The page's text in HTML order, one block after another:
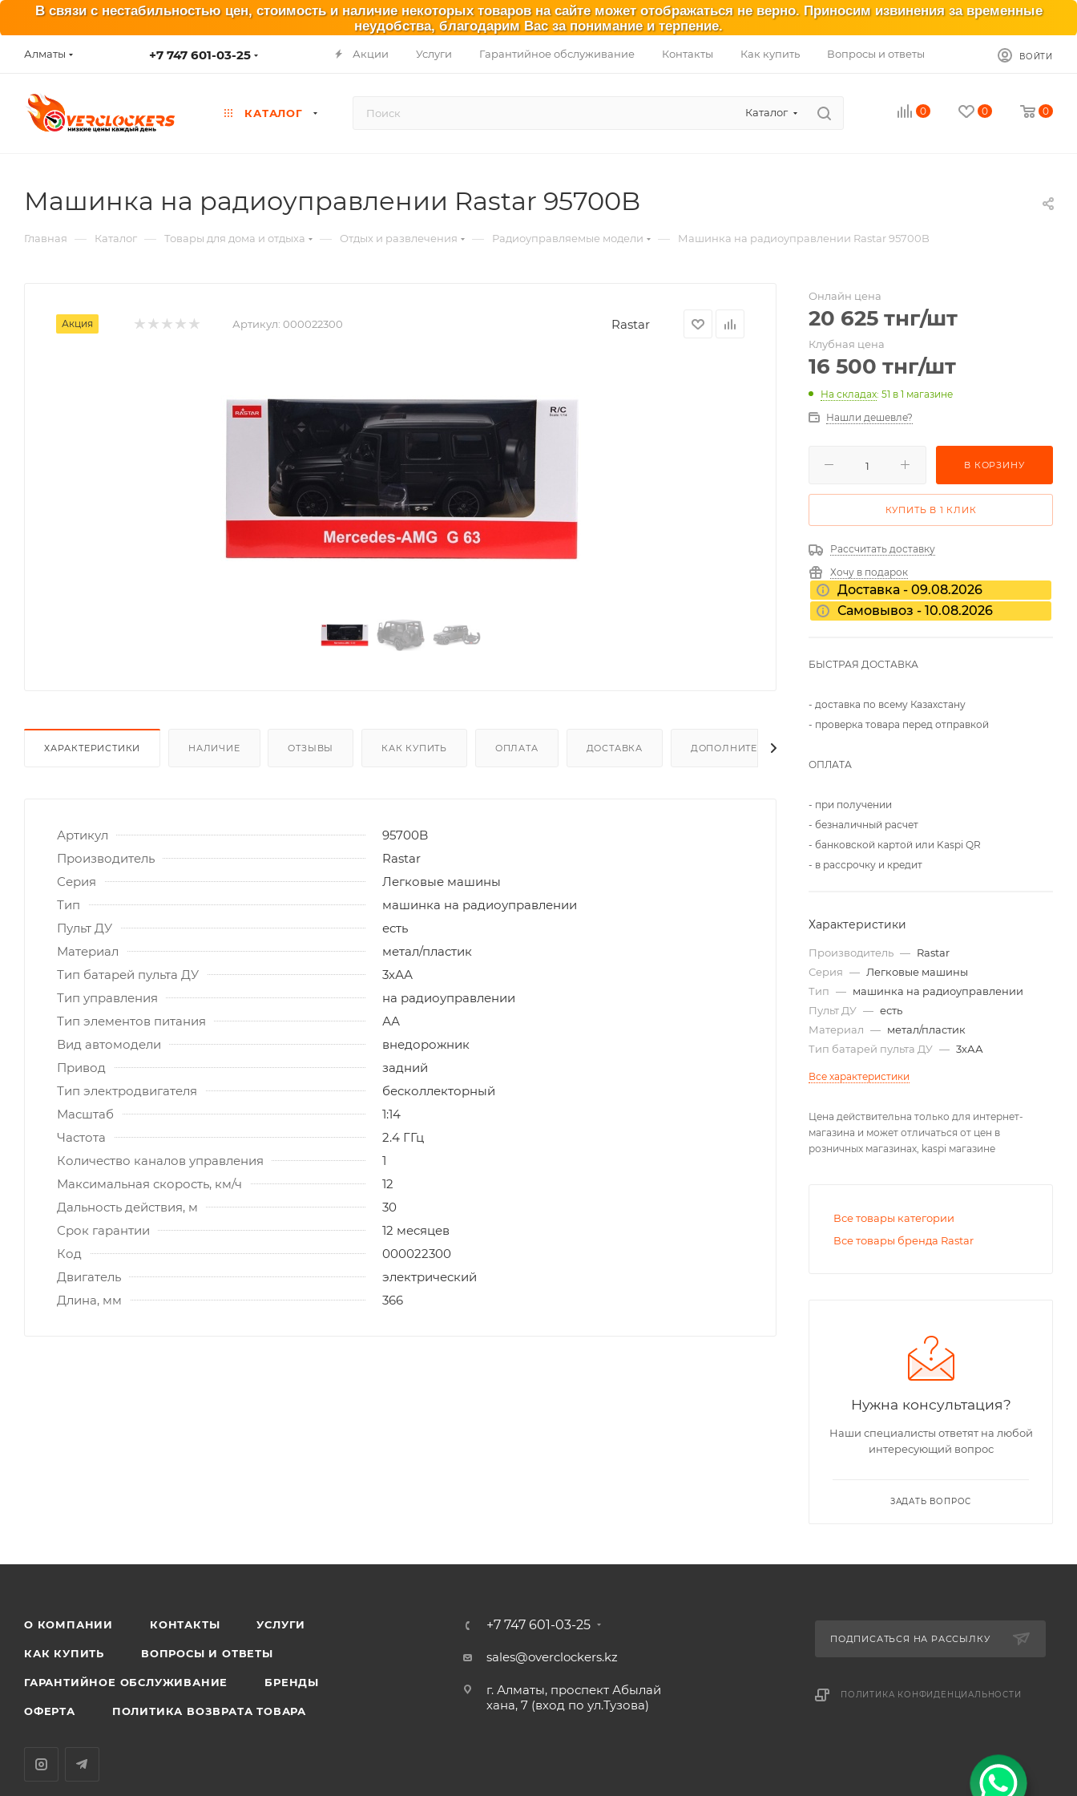
В связи с нестабильностью цен, стоимость и наличие некоторых товаров на сайте может отображаться не верно. Приносим извинения за временные
неудобства, благодарим Вас за понимание и терпение.
Алматы +7 747 601-03-25 Акции Услуги Гарантийное обслуживание Контакты Как купить Вопросы и ответы ВОЙТИ
КАТАЛОГ Каталог 0 0 0
Машинка на радиоуправлении Rastar 95700B
Главная — Каталог — Товары для дома и отдыха — Отдых и развлечения — Радиоуправляемые модели — Машинка на радиоуправлении Rastar 95700B
Акция Артикул: 000022300 Rastar
ХАРАКТЕРИСТИКИ НАЛИЧИЕ ОТЗЫВЫ КАК КУПИТЬ ОПЛАТА ДОСТАВКА ДОПОЛНИТЕЛЬНО
Артикул
95700B
Производитель
Rastar
Серия
Легковые машины
Тип
машинка на радиоуправлении
Пульт ДУ
есть
Материал
метал/пластик
Тип батарей пульта ДУ
3хАА
Тип управления
на радиоуправлении
Тип элементов питания
АА
Вид автомодели
внедорожник
Привод
задний
Тип электродвигателя
бесколлекторный
Масштаб
1:14
Частота
2.4 ГГц
Количество каналов управления
1
Максимальная скорость, км/ч
12
Дальность действия, м
30
Срок гарантии
12 месяцев
Код
000022300
Двигатель
электрический
Длина, мм
366
Онлайн цена
20 625 тнг/шт
Клубная цена
16 500 тнг/шт
На складах: 51 в 1 магазине
Нашли дешевле?
В КОРЗИНУ
КУПИТЬ В 1 КЛИК
Рассчитать доставку
Хочу в подарок
Доставка - 09.08.2026
Самовывоз - 10.08.2026
БЫСТРАЯ ДОСТАВКА
- доставка по всему Казахстану
- проверка товара перед отправкой
ОПЛАТА
- при получении
- безналичный расчет
- банковской картой или Kaspi QR
- в рассрочку и кредит
Характеристики
Производитель — Rastar
Серия — Легковые машины
Тип — машинка на радиоуправлении
Пульт ДУ — есть
Материал — метал/пластик
Тип батарей пульта ДУ — 3хАА
Все характеристики
Цена действительна только для интернет-
магазина и может отличаться от цен в
розничных магазинах, kaspi магазине
Все товары категории
Все товары бренда Rastar
Нужна консультация?
Наши специалисты ответят на любой
интересующий вопрос
ЗАДАТЬ ВОПРОС
О КОМПАНИИ КОНТАКТЫ УСЛУГИ
КАК КУПИТЬ ВОПРОСЫ И ОТВЕТЫ
ГАРАНТИЙНОЕ ОБСЛУЖИВАНИЕ БРЕНДЫ
ОФЕРТА ПОЛИТИКА ВОЗВРАТА ТОВАРА
+7 747 601-03-25
sales@overclockers.kz
г. Алматы, проспект Абылай
хана, 7 (вход по ул.Тузова)
ПОДПИСАТЬСЯ НА РАССЫЛКУ
ПОЛИТИКА КОНФИДЕНЦИАЛЬНОСТИ